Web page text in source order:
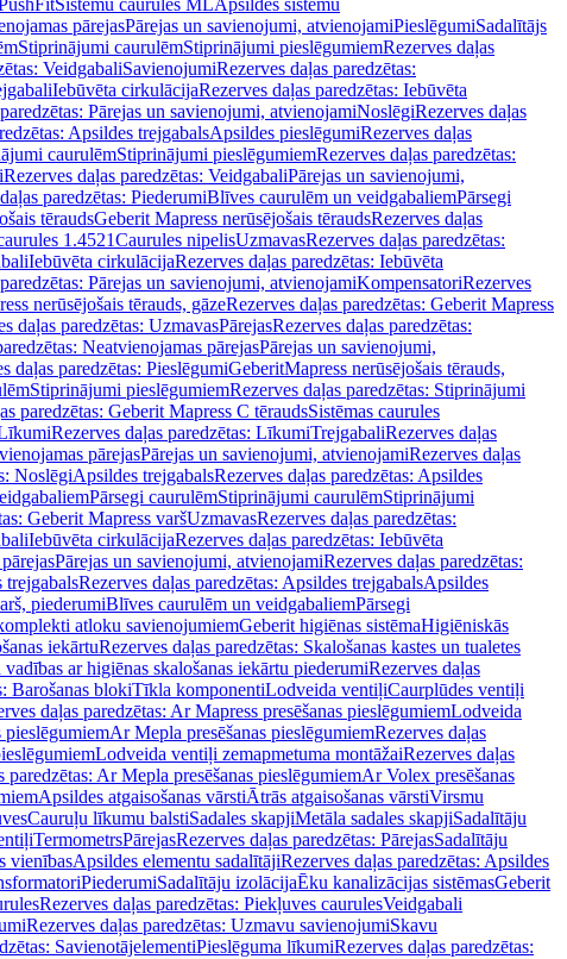
Sistēmu caurules MLApsildes sistēmu
pārejasPārejas un savienojumi, atvienojamiPieslēgumiSadalītājs
Stiprinājumi caurulēmStiprinājumi pieslēgumiemRezerves daļas
VeidgabaliSavienojumiRezerves daļas paredzētas:
Iebūvēta cirkulācijaRezerves daļas paredzētas: Iebūvēta
Pārejas un savienojumi, atvienojamiNoslēgiRezerves daļas
Apsildes trejgabalsApsildes pieslēgumiRezerves daļas
caurulēmStiprinājumi pieslēgumiemRezerves daļas paredzētas:
Rezerves daļas paredzētas: VeidgabaliPārejas un savienojumi,
paredzētas: PiederumiBlīves caurulēm un veidgabaliemPārsegi
tēraudsGeberit Mapress nerūsējošais tēraudsRezerves daļas
1.4521Caurules nipelisUzmavasRezerves daļas paredzētas:
Iebūvēta cirkulācijaRezerves daļas paredzētas: Iebūvēta
Pārejas un savienojumi, atvienojamiKompensatoriRezerves
nerūsējošais tērauds, gāzeRezerves daļas paredzētas: Geberit Mapress
daļas paredzētas: UzmavasPārejasRezerves daļas paredzētas:
Neatvienojamas pārejasPārejas un savienojumi,
daļas paredzētas: PieslēgumiGeberitMapress nerūsējošais tērauds,
Stiprinājumi pieslēgumiemRezerves daļas paredzētas: Stiprinājumi
paredzētas: Geberit Mapress C tēraudsSistēmas caurules
Rezerves daļas paredzētas: LīkumiTrejgabaliRezerves daļas
pārejasPārejas un savienojumi, atvienojamiRezerves daļas
NoslēgiApsildes trejgabalsRezerves daļas paredzētas: Apsildes
Pārsegi caurulēmStiprinājumi caurulēmStiprinājumi
Geberit Mapress varšUzmavasRezerves daļas paredzētas:
Iebūvēta cirkulācijaRezerves daļas paredzētas: Iebūvēta
Pārejas un savienojumi, atvienojamiRezerves daļas paredzētas:
trejgabalsRezerves daļas paredzētas: Apsildes trejgabalsApsildes
piederumiBlīves caurulēm un veidgabaliemPārsegi
atloku savienojumiemGeberit higiēnas sistēmaHigiēniskās
iekārtuRezerves daļas paredzētas: Skalošanas kastes un tualetes
ar higiēnas skalošanas iekārtu piederumiRezerves daļas
Barošanas blokiTīkla komponentiLodveida ventiļiCaurplūdes ventiļi
daļas paredzētas: Ar Mapress presēšanas pieslēgumiemLodveida
pieslēgumiemAr Mepla presēšanas pieslēgumiemRezerves daļas
Lodveida ventiļi zemapmetuma montāžaiRezerves daļas
paredzētas: Ar Mepla presēšanas pieslēgumiemAr Volex presēšanas
Apsildes atgaisošanas vārstiĀtrās atgaisošanas vārstiVirsmu
Cauruļu līkumu balstiSadales skapjiMetāla sadales skapjiSadalītāju
TermometrsPārejasRezerves daļas paredzētas: PārejasSadalītāju
vienībasApsildes elementu sadalītājiRezerves daļas paredzētas: Apsildes
PiederumiSadalītāju izolācijaĒku kanalizācijas sistēmasGeberit
Rezerves daļas paredzētas: Piekļuves caurulesVeidgabali
Rezerves daļas paredzētas: Uzmavu savienojumiSkavu
SavienotājelementiPieslēguma līkumiRezerves daļas paredzētas: